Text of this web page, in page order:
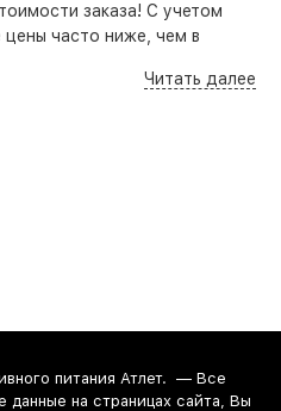
заказа! С учетом
часто ниже, чем в
нашем ассортименте
товары для здоровья и
доставку в любой город
Читать далее
питания Атлет. — Все
на страницах сайта, Вы